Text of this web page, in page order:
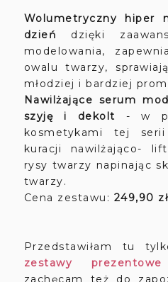
Wolumetryczny hiper
dzień dzięki
modelowania,
owalu twarzy,
młodziej i bardziej
Nawilżające serum
szyję i dekolt - w
kosmetykami tej
kuracji nawilżająco-
rysy twarzy napinając
twarzy.
Cena zestawu: 249,90 zł
Przedstawiłam tu
zestawy
zachęcam też do